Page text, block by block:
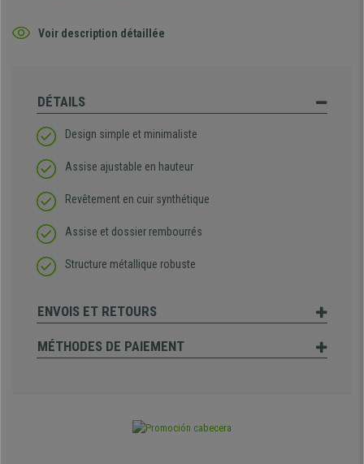
Voir description détaillée
DÉTAILS
Design simple et minimaliste
Assise ajustable en hauteur
Revêtement en cuir synthétique
Assise et dossier rembourrés
Structure métallique robuste
ENVOIS ET RETOURS
MÉTHODES DE PAIEMENT